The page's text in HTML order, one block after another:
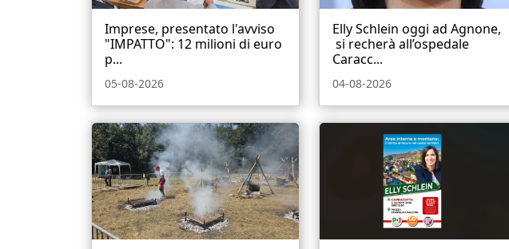
Imprese, presentato l'avviso
"IMPATTO": 12 milioni di euro
p...
05-08-2026
Elly Schlein oggi ad Agnone,
si recherà all’ospedale
Caracc...
04-08-2026